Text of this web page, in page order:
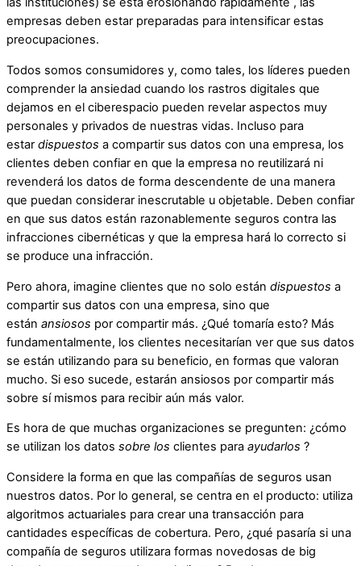
empresas deben estar preparadas para intensificar estas
preocupaciones.
Todos somos consumidores y, como tales, los líderes pueden
comprender la ansiedad cuando los rastros digitales que
dejamos en el ciberespacio pueden revelar aspectos muy
personales y privados de nuestras vidas. Incluso para
estar dispuestos a compartir sus datos con una empresa, los
clientes deben confiar en que la empresa no reutilizará ni
revenderá los datos de forma descendente de una manera
que puedan considerar inescrutable u objetable. Deben confiar
en que sus datos están razonablemente seguros contra las
infracciones cibernéticas y que la empresa hará lo correcto si
se produce una infracción.
Pero ahora, imagine clientes que no solo están dispuestos a
compartir sus datos con una empresa, sino que
están ansiosos por compartir más. ¿Qué tomaría esto? Más
fundamentalmente, los clientes necesitarían ver que sus datos
se están utilizando para su beneficio, en formas que valoran
mucho. Si eso sucede, estarán ansiosos por compartir más
sobre sí mismos para recibir aún más valor.
Es hora de que muchas organizaciones se pregunten: ¿cómo
se utilizan los datos sobre los clientes para ayudarlos ?
Considere la forma en que las compañías de seguros usan
nuestros datos. Por lo general, se centra en el producto: utiliza
algoritmos actuariales para crear una transacción para
cantidades específicas de cobertura. Pero, ¿qué pasaría si una
compañía de seguros utilizara formas novedosas de big